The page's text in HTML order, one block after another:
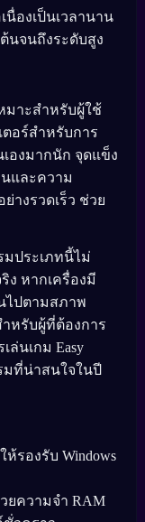
นื่องเป็นเวลานาน
นจนถึงระดับสูง
หมาะสำหรับผู้ใช้
อร์สำหรับการ
องมากนัก จุดแข็ง
และความ
างรวดเร็ว ช่วย
มประเภทนี้ไม่
ง หากเครื่องมี
ไปตามสภาพ
หรับผู้ที่ต้องการ
ล่นเกม Easy
มที่น่าสนใจในปี
ห้รองรับ Windows
ยความจำ RAM